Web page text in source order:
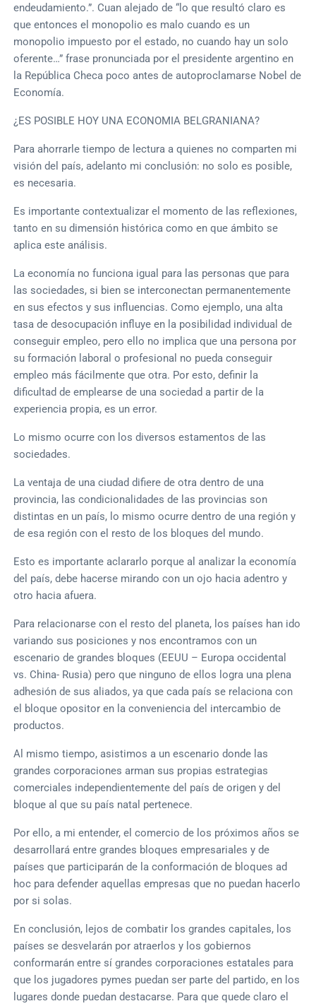
endeudamiento.”. Cuan alejado de “lo que resultó claro es
que entonces el monopolio es malo cuando es un
monopolio impuesto por el estado, no cuando hay un solo
oferente…” frase pronunciada por el presidente argentino en
la República Checa poco antes de autoproclamarse Nobel de
Economía.
¿ES POSIBLE HOY UNA ECONOMIA BELGRANIANA?
Para ahorrarle tiempo de lectura a quienes no comparten mi
visión del país, adelanto mi conclusión: no solo es posible,
es necesaria.
Es importante contextualizar el momento de las reflexiones,
tanto en su dimensión histórica como en que ámbito se
aplica este análisis.
La economía no funciona igual para las personas que para
las sociedades, si bien se interconectan permanentemente
en sus efectos y sus influencias. Como ejemplo, una alta
tasa de desocupación influye en la posibilidad individual de
conseguir empleo, pero ello no implica que una persona por
su formación laboral o profesional no pueda conseguir
empleo más fácilmente que otra. Por esto, definir la
dificultad de emplearse de una sociedad a partir de la
experiencia propia, es un error.
Lo mismo ocurre con los diversos estamentos de las
sociedades.
La ventaja de una ciudad difiere de otra dentro de una
provincia, las condicionalidades de las provincias son
distintas en un país, lo mismo ocurre dentro de una región y
de esa región con el resto de los bloques del mundo.
Esto es importante aclararlo porque al analizar la economía
del país, debe hacerse mirando con un ojo hacia adentro y
otro hacia afuera.
Para relacionarse con el resto del planeta, los países han ido
variando sus posiciones y nos encontramos con un
escenario de grandes bloques (EEUU – Europa occidental
vs. China- Rusia) pero que ninguno de ellos logra una plena
adhesión de sus aliados, ya que cada país se relaciona con
el bloque opositor en la conveniencia del intercambio de
productos.
Al mismo tiempo, asistimos a un escenario donde las
grandes corporaciones arman sus propias estrategias
comerciales independientemente del país de origen y del
bloque al que su país natal pertenece.
Por ello, a mi entender, el comercio de los próximos años se
desarrollará entre grandes bloques empresariales y de
países que participarán de la conformación de bloques ad
hoc para defender aquellas empresas que no puedan hacerlo
por si solas.
En conclusión, lejos de combatir los grandes capitales, los
países se desvelarán por atraerlos y los gobiernos
conformarán entre sí grandes corporaciones estatales para
que los jugadores pymes puedan ser parte del partido, en los
lugares donde puedan destacarse. Para que quede claro el